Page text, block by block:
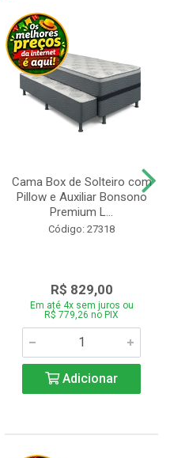
Cama Box de Solteiro com
Pillow e Auxiliar Bonsono
Premium L...
Código: 27318
R$ 829,00
Em até 4x sem juros ou
R$ 779,26 no PIX
Adicionar